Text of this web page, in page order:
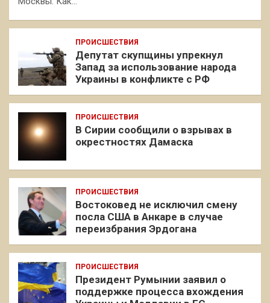
ПРОИСШЕСТВИЯ
Депутат скупщины упрекнул
Запад за использование народа
Украины в конфликте с РФ
ПРОИСШЕСТВИЯ
В Сирии сообщили о взрывах в
окрестностях Дамаска
ПРОИСШЕСТВИЯ
Востоковед не исключил смену
посла США в Анкаре в случае
переизбрания Эрдогана
ПРОИСШЕСТВИЯ
Президент Румынии заявил о
поддержке процесса вхождения